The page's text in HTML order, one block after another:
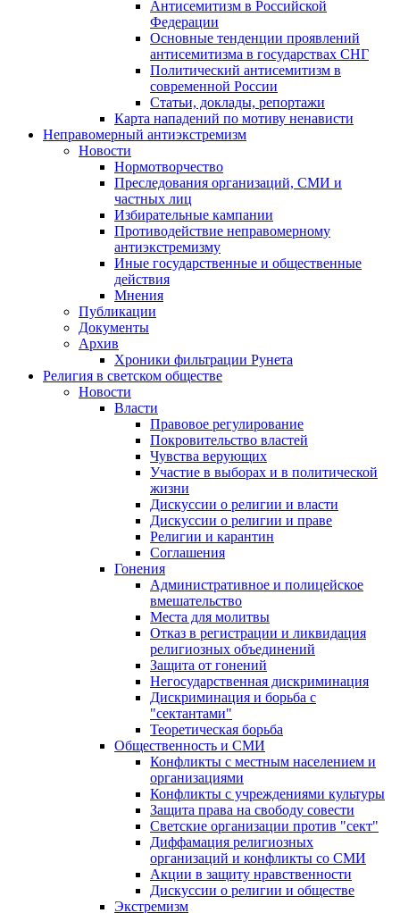
Антисемитизм в Российской
Федерации
Основные тенденции проявлений
антисемитизма в государствах СНГ
Политический антисемитизм в
современной России
Статьи, доклады, репортажи
Карта нападений по мотиву ненависти
Неправомерный антиэкстремизм
Новости
Нормотворчество
Преследования организаций, СМИ и
частных лиц
Избирательные кампании
Противодействие неправомерному
антиэкстремизму
Иные государственные и общественные
действия
Мнения
Публикации
Документы
Архив
Хроники фильтрации Рунета
Религия в светском обществе
Новости
Власти
Правовое регулирование
Покровительство властей
Чувства верующих
Участие в выборах и в политической
жизни
Дискуссии о религии и власти
Дискуссии о религии и праве
Религии и карантин
Соглашения
Гонения
Административное и полицейское
вмешательство
Места для молитвы
Отказ в регистрации и ликвидация
религиозных объединений
Защита от гонений
Негосударственная дискриминация
Дискриминация и борьба с
"сектантами"
Теоретическая борьба
Общественность и СМИ
Конфликты с местным населением и
организациями
Конфликты с учреждениями культуры
Защита права на свободу совести
Светские организации против "сект"
Диффамация религиозных
организаций и конфликты со СМИ
Акции в защиту нравственности
Дискуссии о религии и обществе
Экстремизм